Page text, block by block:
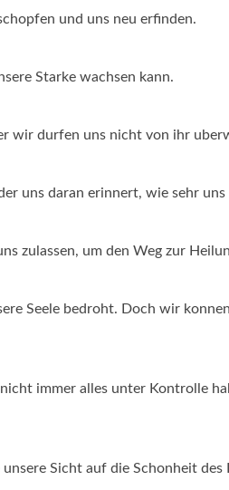
und uns neu erfinden.
Starke wachsen kann.
wir durfen uns nicht von ihr
uns daran erinnert, wie sehr
zulassen, um den Weg zur
Seele bedroht. Doch wir
immer alles unter Kontrolle
Sicht auf die Schonheit des